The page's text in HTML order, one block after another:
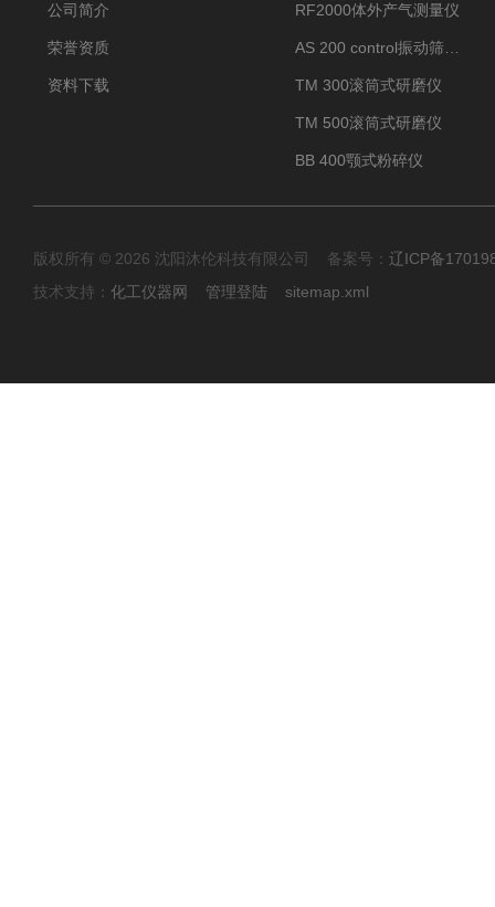
公司简介
荣誉资质
资料下载
RF2000体外产气测量仪
TM 300滚筒式研磨仪
TM 500滚筒式研磨仪
BB 400颚式粉碎仪
版权所有 © 2026 沈阳沐伦科技有限公司 备案号： 辽ICP备
技术支持： 化工仪器网 管理登陆 sitemap.xml